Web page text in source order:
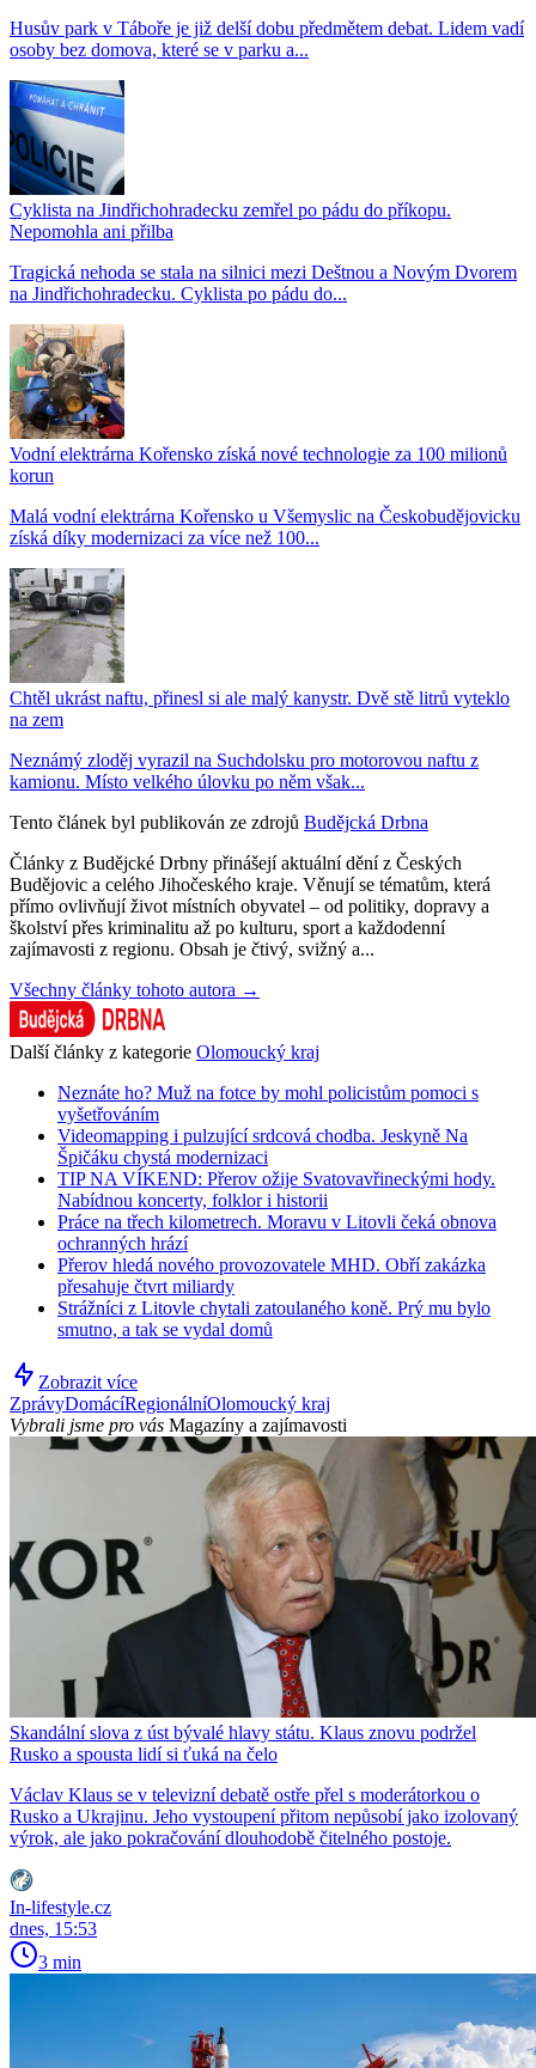
Husův park v Táboře je již delší dobu předmětem debat. Lidem vadí
osoby bez domova, které se v parku a...
Cyklista na Jindřichohradecku zemřel po pádu do příkopu.
Nepomohla ani přilba
Tragická nehoda se stala na silnici mezi Deštnou a Novým Dvorem
na Jindřichohradecku. Cyklista po pádu do...
Vodní elektrárna Kořensko získá nové technologie za 100 milionů
korun
Malá vodní elektrárna Kořensko u Všemyslic na Českobudějovicku
získá díky modernizaci za více než 100...
Chtěl ukrást naftu, přinesl si ale malý kanystr. Dvě stě litrů vyteklo
na zem
Neznámý zloděj vyrazil na Suchdolsku pro motorovou naftu z
kamionu. Místo velkého úlovku po něm však...
Tento článek byl publikován ze zdrojů Budějcká Drbna
Články z Budějcké Drbny přinášejí aktuální dění z Českých
Budějovic a celého Jihočeského kraje. Věnují se tématům, která
přímo ovlivňují život místních obyvatel – od politiky, dopravy a
školství přes kriminalitu až po kulturu, sport a každodenní
zajímavosti z regionu. Obsah je čtivý, svižný a...
Všechny články tohoto autora →
Další články z kategorie Olomoucký kraj
Neznáte ho? Muž na fotce by mohl policistům pomoci s
vyšetřováním
Videomapping i pulzující srdcová chodba. Jeskyně Na
Špičáku chystá modernizaci
TIP NA VÍKEND: Přerov ožije Svatovavřineckými hody.
Nabídnou koncerty, folklor i historii
Práce na třech kilometrech. Moravu v Litovli čeká obnova
ochranných hrází
Přerov hledá nového provozovatele MHD. Obří zakázka
přesahuje čtvrt miliardy
Strážníci z Litovle chytali zatoulaného koně. Prý mu bylo
smutno, a tak se vydal domů
Zobrazit více
ZprávyDomácíRegionálníOlomoucký kraj
Vybrali jsme pro vás Magazíny a zajímavosti
Skandální slova z úst bývalé hlavy státu. Klaus znovu podržel
Rusko a spousta lidí si ťuká na čelo
Václav Klaus se v televizní debatě ostře přel s moderátorkou o
Rusko a Ukrajinu. Jeho vystoupení přitom nepůsobí jako izolovaný
výrok, ale jako pokračování dlouhodobě čitelného postoje.
In-lifestyle.cz
dnes, 15:53
3 min